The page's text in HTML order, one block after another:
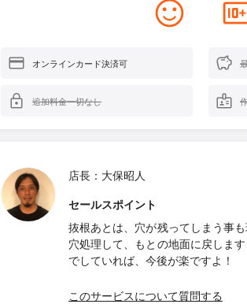
オンラインカード決済可
追加料金一切なし
店長：大保昭人
セールスポイント
抜根あとは、穴が残ってしまう事
穴処理して、もとの地面に戻しま
でしていれば、今後が楽ですよ！
このサービスについて質問する